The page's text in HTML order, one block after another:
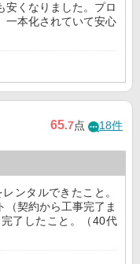
安くなりました。プロ
一本化されていて安心
65.7点 18件
ンタルできたこと。
（契約から工事完了ま
了したこと。（40代